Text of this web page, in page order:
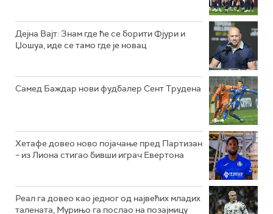
Дејна Вајт: Знам где ће се борити Фјури и
Џошуа, иде се тамо где је новац
Самед Баждар нови фудбалер Сент Трудена
Хетафе довео ново појачање пред Партизан
– из Лиона стигао бивши играч Евертона
Реал га довео као једног од највећих младих
талената, Мурињо га послао на позајмицу